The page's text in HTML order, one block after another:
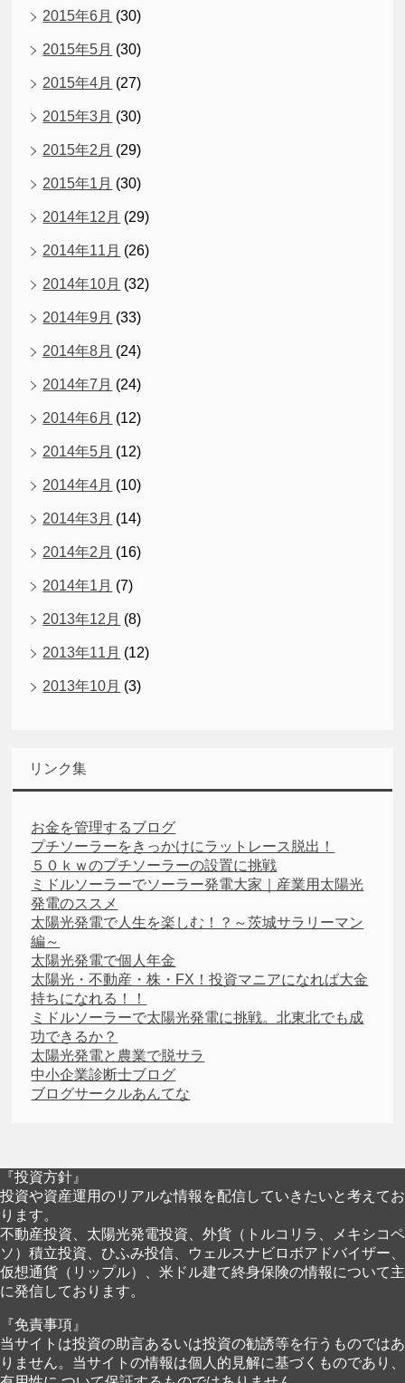
2015年6月 (30)
2015年5月 (30)
2015年4月 (27)
2015年3月 (30)
2015年2月 (29)
2015年1月 (30)
2014年12月 (29)
2014年11月 (26)
2014年10月 (32)
2014年9月 (33)
2014年8月 (24)
2014年7月 (24)
2014年6月 (12)
2014年5月 (12)
2014年4月 (10)
2014年3月 (14)
2014年2月 (16)
2014年1月 (7)
2013年12月 (8)
2013年11月 (12)
2013年10月 (3)
リンク集
お金を管理するブログ
プチソーラーをきっかけにラットレース脱出！
５０ｋｗのプチソーラーの設置に挑戦
ミドルソーラーでソーラー発電大家｜産業用太陽光
発電のススメ
太陽光発電で人生を楽しむ！？～茨城サラリーマン
編～
太陽光発電で個人年金
太陽光・不動産・株・FX！投資マニアになれば大金
持ちになれる！！
ミドルソーラーで太陽光発電に挑戦。北東北でも成
功できるか？
太陽光発電と農業で脱サラ
中小企業診断士ブログ
ブログサークルあんてな
『投資方針』
投資や資産運用のリアルな情報を配信していきたいと考えてお
ります。
不動産投資、太陽光発電投資、外貨（トルコリラ、メキシコペ
ソ）積立投資、ひふみ投信、ウェルスナビロボアドバイザー、
仮想通貨（リップル）、米ドル建て終身保険の情報について主
に発信しております。
『免責事項』
当サイトは投資の助言あるいは投資の勧誘等を行うものではあ
りません。当サイトの情報は個人的見解に基づくものであり、